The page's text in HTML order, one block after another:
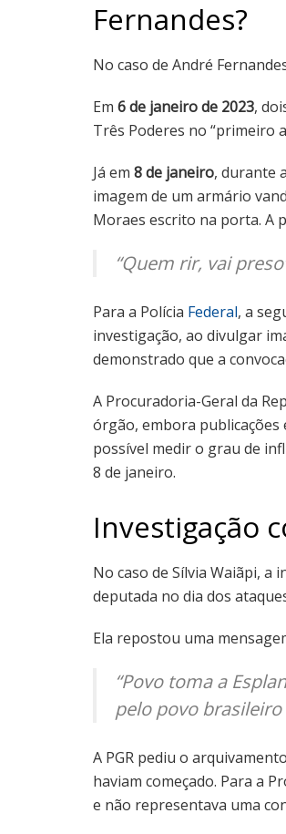
Fernandes?
No caso de André
Em 6 de janeiro de 2023,
Três Poderes no “primeiro
Já em 8 de janeiro, durante
imagem de um armário
Moraes escrito na porta. A
“Quem rir, vai
Para a Polícia Federal, a
investigação, ao divulgar
demonstrado que a
A Procuradoria-Geral da
órgão, embora publicações
possível medir o grau de
8 de janeiro.
Investigação
No caso de Sílvia Waiãpi, a
deputada no dia dos
Ela repostou uma
“Povo toma a
pelo povo
A PGR pediu o
haviam começado. Para a
e não representava uma